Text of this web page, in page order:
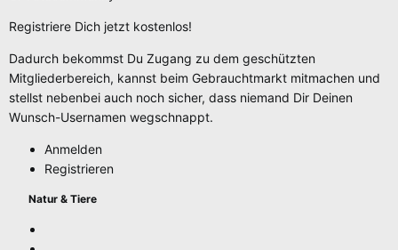
Registriere Dich jetzt kostenlos!
Dadurch bekommst Du Zugang zu dem geschützten
Mitgliederbereich, kannst beim Gebrauchtmarkt mitmachen und
stellst nebenbei auch noch sicher, dass niemand Dir Deinen
Wunsch-Usernamen wegschnappt.
Anmelden
Registrieren
Natur & Tiere